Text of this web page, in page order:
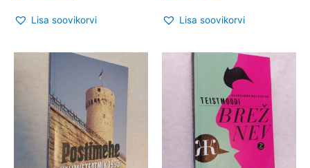
Lisa soovikorvi Lisa soovikorvi